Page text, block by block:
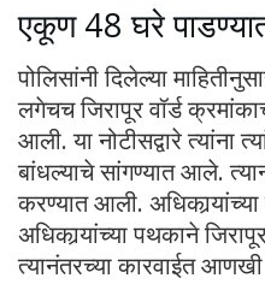
एकूण 48 घरे
पोलिसांनी दिलेल्या
लगेचच जिरापूर वॉर्ड
आली. या नोटीसद्वारे त्यांना
बांधल्याचे सांगण्यात आले.
करण्यात आली. अधिकार्‍यांच्या
अधिकार्‍यांच्या पथकाने
त्यानंतरच्या कारवाईत